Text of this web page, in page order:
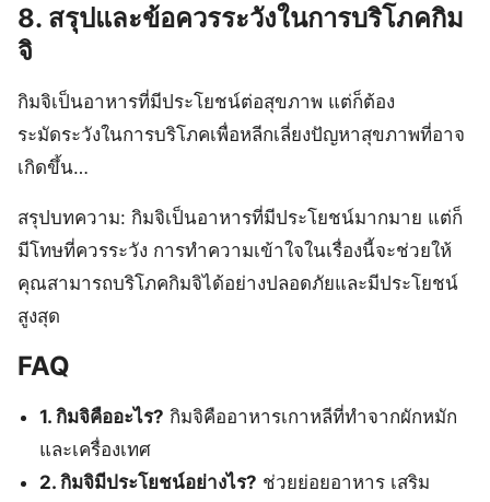
8. สรุปและข้อควรระวังในการบริโภคกิม
จิ
กิมจิเป็นอาหารที่มีประโยชน์ต่อสุขภาพ แต่ก็ต้อง
ระมัดระวังในการบริโภคเพื่อหลีกเลี่ยงปัญหาสุขภาพที่อาจ
เกิดขึ้น…
สรุปบทความ: กิมจิเป็นอาหารที่มีประโยชน์มากมาย แต่ก็
มีโทษที่ควรระวัง การทำความเข้าใจในเรื่องนี้จะช่วยให้
คุณสามารถบริโภคกิมจิได้อย่างปลอดภัยและมีประโยชน์
สูงสุด
FAQ
1. กิมจิคืออะไร? กิมจิคืออาหารเกาหลีที่ทำจากผักหมัก
และเครื่องเทศ
2. กิมจิมีประโยชน์อย่างไร? ช่วยย่อยอาหาร เสริม